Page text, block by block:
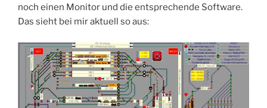
noch einen Monitor und die entsprechende Software.
Das sieht bei mir aktuell so aus: